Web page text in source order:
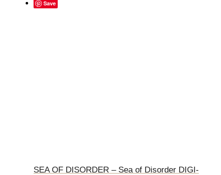
Save
SEA OF DISORDER – Sea of Disorder DIGI-